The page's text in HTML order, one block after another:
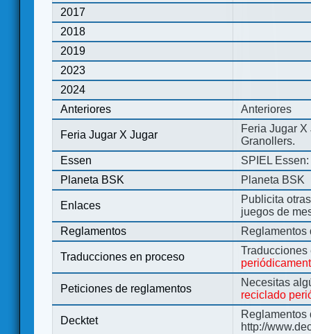
2017
2018
2019
2023
2024
Anteriores
Anteriores
Feria Jugar X Jugar
Feria Jugar
Granollers.
Essen
SPIEL
Planeta BSK
Planeta BSK
Enlaces
Publicita
juegos de
Reglamentos
Reglamentos
Traducciones en proceso
Peticiones de reglamentos
Necesitas
reciclado
Decktet
Reglamentos
http://